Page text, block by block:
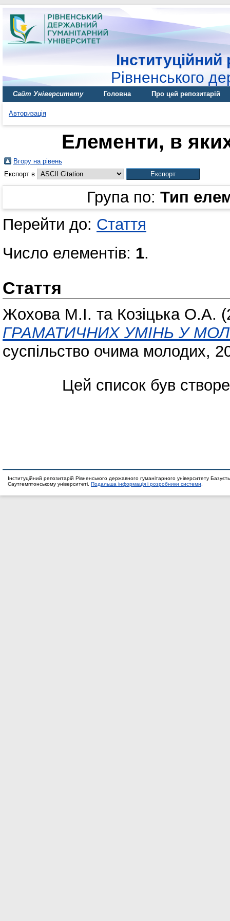
Інституційний
Рівненського
Сайт Університету Головна Про цей репозитарій
Авторизація
Елементи, в
Вгору на рівень
Експорт в
Група по: Тип
Перейти до: Стаття
Число елементів: 1.
Стаття
Жохова М.І. та Козіцька О.А.
ГРАМАТИЧНИХ УМІНЬ У
суспільство очима молодих,
Цей список був
Інституційний репозитарій Рівненського державного гуманітарного університету
Саутгемптонському університеті. Подальша інформація і розробники системи